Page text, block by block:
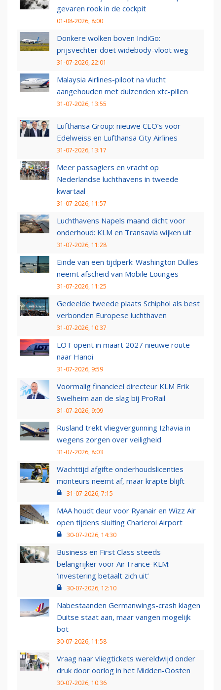
gevaren rook in de cockpit
01-08-2026, 8:00
Donkere wolken boven IndiGo:
prijsvechter doet widebody-vloot weg
31-07-2026, 22:01
Malaysia Airlines-piloot na vlucht
aangehouden met duizenden xtc-pillen
31-07-2026, 13:55
Lufthansa Group: nieuwe CEO’s voor
Edelweiss en Lufthansa City Airlines
31-07-2026, 13:17
Meer passagiers en vracht op
Nederlandse luchthavens in tweede
kwartaal
31-07-2026, 11:57
Luchthavens Napels maand dicht voor
onderhoud: KLM en Transavia wijken uit
31-07-2026, 11:28
Einde van een tijdperk: Washington Dulles
neemt afscheid van Mobile Lounges
31-07-2026, 11:25
Gedeelde tweede plaats Schiphol als best
verbonden Europese luchthaven
31-07-2026, 10:37
LOT opent in maart 2027 nieuwe route
naar Hanoi
31-07-2026, 9:59
Voormalig financieel directeur KLM Erik
Swelheim aan de slag bij ProRail
31-07-2026, 9:09
Rusland trekt vliegvergunning Izhavia in
wegens zorgen over veiligheid
31-07-2026, 8:03
Wachttijd afgifte onderhoudslicenties
monteurs neemt af, maar krapte blijft
31-07-2026, 7:15
MAA houdt deur voor Ryanair en Wizz Air
open tijdens sluiting Charleroi Airport
30-07-2026, 14:30
Business en First Class steeds
belangrijker voor Air France-KLM:
‘investering betaalt zich uit’
30-07-2026, 12:10
Nabestaanden Germanwings-crash klagen
Duitse staat aan, maar vangen mogelijk
bot
30-07-2026, 11:58
Vraag naar vliegtickets wereldwijd onder
druk door oorlog in het Midden-Oosten
30-07-2026, 10:36